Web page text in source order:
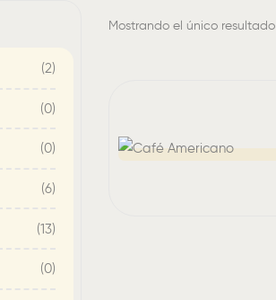
Mostrando el único resultado
(2)
(0)
(0)
(6)
(13)
(0)